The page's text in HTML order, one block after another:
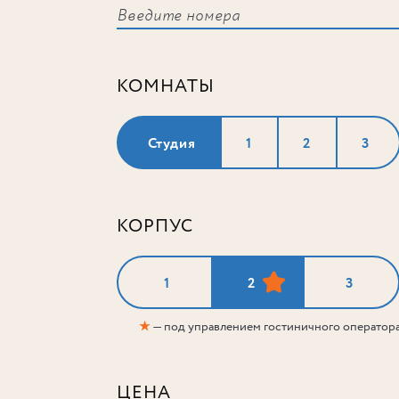
КОМНАТЫ
Студия 1 2 3
КОРПУС
1 2 3
★— под управлением гостиничного
ЦЕНА